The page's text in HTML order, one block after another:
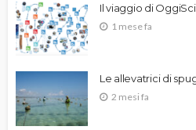
Il viaggio di
1 mese fa
Le allevatrici di
2 mesi fa